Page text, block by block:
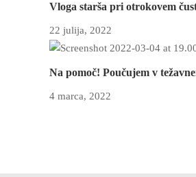
Vloga starša pri otrokovem
22 julija, 2022
Na pomoč! Poučujem v
4 marca, 2022